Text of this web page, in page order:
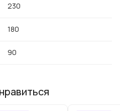
230
180
90